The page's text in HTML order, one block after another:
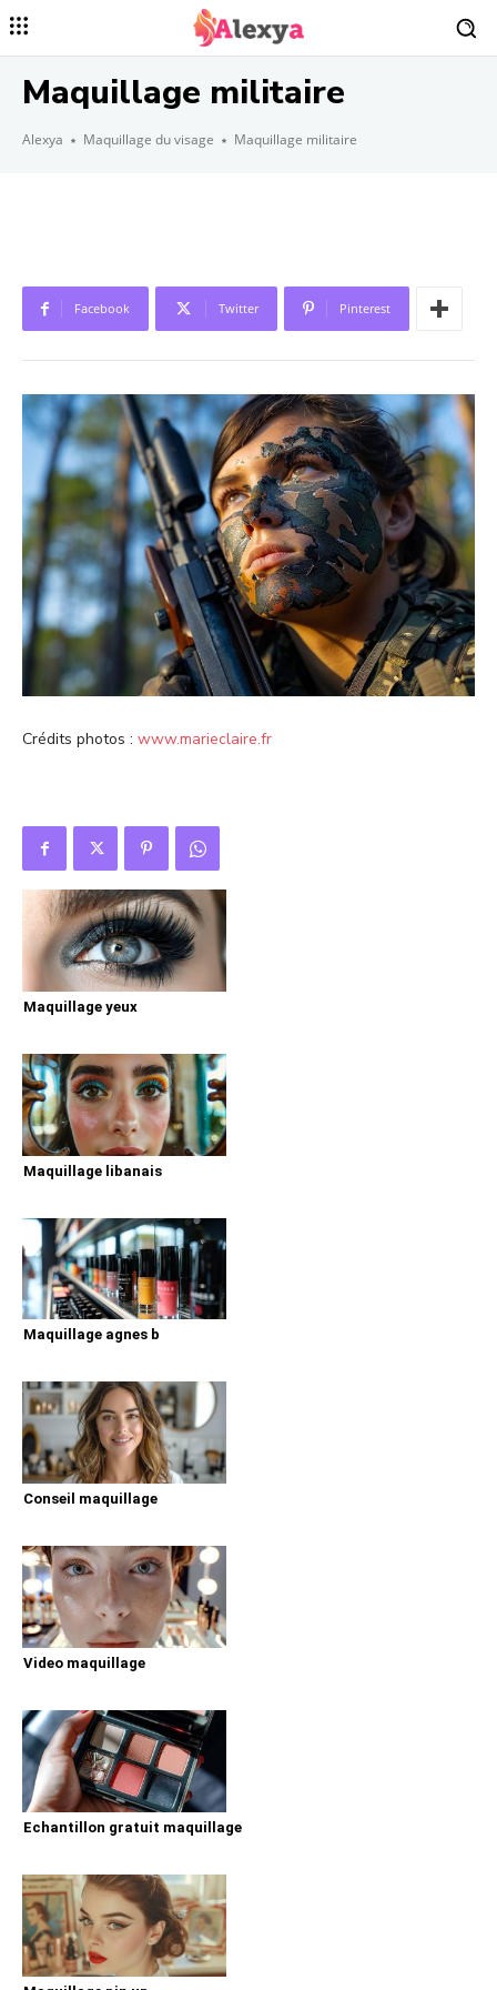
Maquillage militaire
Alexya Maquillage du visage Maquillage militaire
Facebook Twitter Pinterest
Crédits photos : www.marieclaire.fr
Maquillage yeux
Maquillage libanais
Maquillage agnes b
Conseil maquillage
Video maquillage
Echantillon gratuit maquillage